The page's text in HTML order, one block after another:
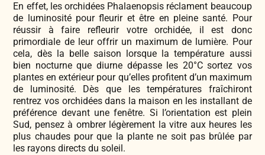
En effet, les orchidées Phalaenopsis réclament beaucoup
de luminosité pour fleurir et être en pleine santé. Pour
réussir à faire refleurir votre orchidée, il est donc
primordiale de leur offrir un maximum de lumière. Pour
cela, dès la belle saison lorsque la température aussi
bien nocturne que diurne dépasse les 20°C sortez vos
plantes en extérieur pour qu’elles profitent d’un maximum
de luminosité. Dès que les températures fraîchiront
rentrez vos orchidées dans la maison en les installant de
préférence devant une fenêtre. Si l’orientation est plein
Sud, pensez à ombrer légèrement la vitre aux heures les
plus chaudes pour que la plante ne soit pas brûlée par
les rayons directs du soleil.